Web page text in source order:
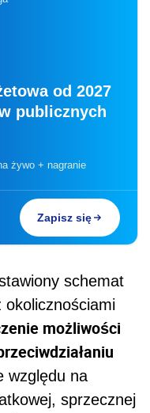
od 2027
publicznych
żywo + nagranie
Zapisz się
schemat
okolicznościami
możliwości
względu na
sprzecznej